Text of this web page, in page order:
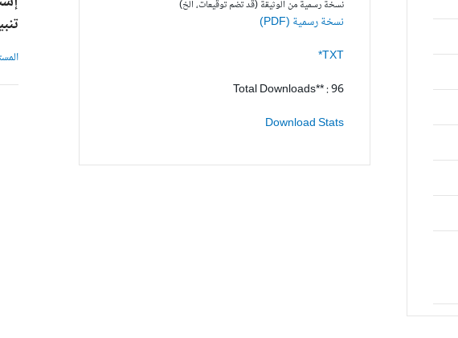
نسخة رسمية من الوثيقة (قد تضم توقيعات، الخ)
نسخة رسمية (PDF)
TXT*
Total Downloads** : 96
Download Stats